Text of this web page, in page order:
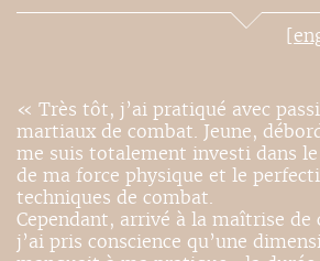
« Très tôt, j’ai pratiqué avec
martiaux de combat. Jeune,
me suis totalement investi dans
de ma force physique et le
techniques de combat.
Cependant, arrivé à la maîtrise de
j’ai pris conscience qu’une